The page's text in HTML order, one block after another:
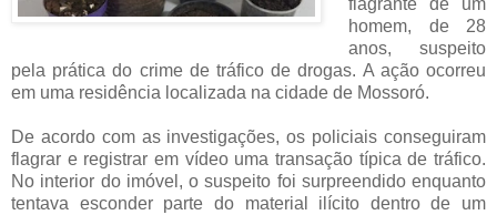
flagrante de um
homem, de 28
anos, suspeito
pela prática do crime de tráfico de drogas. A ação ocorreu
em uma residência localizada na cidade de Mossoró.
De acordo com as investigações, os policiais conseguiram
flagrar e registrar em vídeo uma transação típica de tráfico.
No interior do imóvel, o suspeito foi surpreendido enquanto
tentava esconder parte do material ilícito dentro de um